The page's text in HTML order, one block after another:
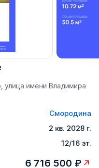
улица имени Владимира
Смородина
2 кв. 2028 г.
12/16 эт.
6 716 500 ₽